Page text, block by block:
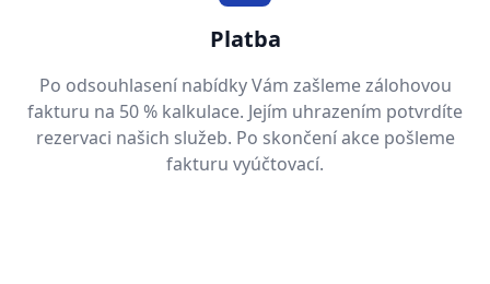
Platba
Po odsouhlasení nabídky Vám zašleme zálohovou
fakturu na 50 % kalkulace. Jejím uhrazením potvrdíte
rezervaci našich služeb. Po skončení akce pošleme
fakturu vyúčtovací.